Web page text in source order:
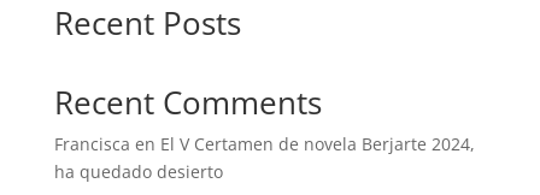
Recent Posts
Recent Comments
Francisca en El V Certamen de novela Berjarte 2024,
ha quedado desierto